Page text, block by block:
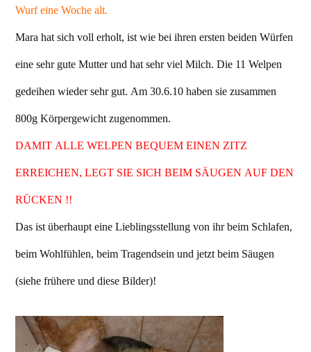
Wurf eine Woche alt.
Mara hat sich voll erholt, ist wie bei ihren ersten beiden Würfen
eine sehr gute Mutter und hat sehr viel Milch. Die 11 Welpen
gedeihen wieder sehr gut. Am 30.6.10 haben sie zusammen
800g Körpergewicht zugenommen.
DAMIT ALLE WELPEN BEQUEM EINEN ZITZ
ERREICHEN, LEGT SIE SICH BEIM SÄUGEN AUF DEN
RÜCKEN !!
Das ist überhaupt eine Lieblingsstellung von ihr beim Schlafen,
beim Wohlfühlen, beim Tragendsein und jetzt beim Säugen
(siehe frühere und diese Bilder)!